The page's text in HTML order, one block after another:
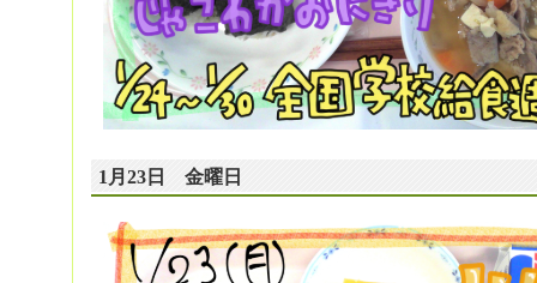
1月23日 金曜日